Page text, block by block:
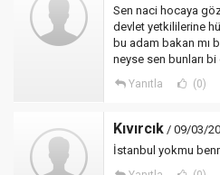
Sen naci hocaya
devlet yetkililerine
bu adam bakan mı
neyse sen bunları
Yanıtla (0)
Kıvırcık / 09/03/
İstanbul yokmu